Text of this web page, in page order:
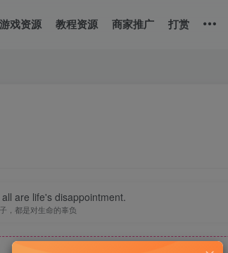
游戏资源 教程资源 商家推广 打赏
are life's disappointment.
，都是对生命的辜负